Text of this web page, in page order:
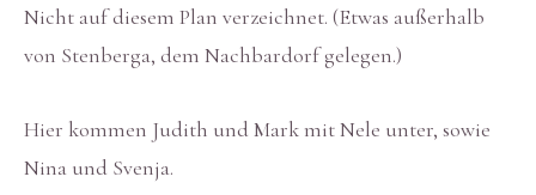
Nicht auf diesem Plan verzeichnet. (Etwas außerhalb
von Stenberga, dem Nachbardorf gelegen.)
Hier kommen Judith und Mark mit Nele unter, sowie
Nina und Svenja.